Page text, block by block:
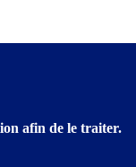
afin de le traiter.